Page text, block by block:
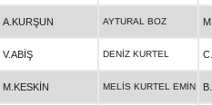
A.KURŞUN AYTURAL BOZ
V.ABİŞ DENİZ KURTEL
M.KESKİN MELİS KURTEL EMİN